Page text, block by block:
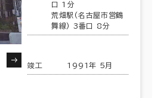
口 1分
荒畑駅(名古屋市営鶴
舞線) 3番口 8分
竣工 1991年 5月